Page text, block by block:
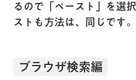
るので「ペースト」を選
ストも方法は、同じです。
ブラウザ検索編